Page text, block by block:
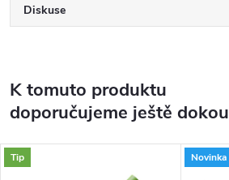
Diskuse
K tomuto produktu
doporučujeme ještě
Tip Novinka